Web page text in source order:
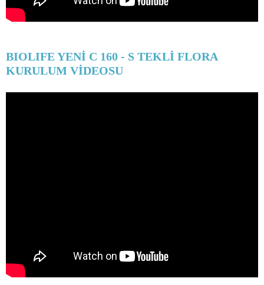
BIOLIFE YENİ C 160 - S TEKLİ FLORA
KURULUM VİDEOSU